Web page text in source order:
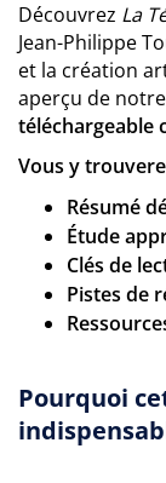
Découvrez La
Jean-Philippe
et la création
aperçu de
téléchargeable
Vous y
Résumé
Étude
Clés de
Pistes de
Pourquoi